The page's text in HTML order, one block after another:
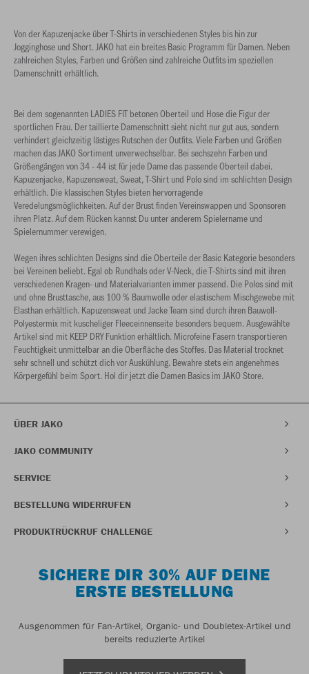
Von der Kapuzenjacke über T-Shirts in verschiedenen Styles bis hin zur
Jogginghose und Short. JAKO hat ein breites Basic Programm für Damen. Neben
zahlreichen Styles, Farben und Größen sind zahlreiche Outfits im speziellen
Damenschnitt erhältlich.
Bei dem sogenannten LADIES FIT betonen Oberteil und Hose die Figur der
sportlichen Frau. Der taillierte Damenschnitt sieht nicht nur gut aus, sondern
verhindert gleichzeitig lästiges Rutschen der Outfits. Viele Farben und Größen
machen das JAKO Sortiment unverwechselbar. Bei sechszehn Farben und
Größengängen von 34 - 44 ist für jede Dame das passende Oberteil dabei.
Kapuzenjacke, Kapuzensweat, Sweat, T-Shirt und Polo sind im schlichten Design
erhältlich. Die klassischen Styles bieten hervorragende
Veredelungsmöglichkeiten. Auf der Brust finden Vereinswappen und Sponsoren
ihren Platz. Auf dem Rücken kannst Du unter anderem Spielername und
Spielernummer verewigen.
Wegen ihres schlichten Designs sind die Oberteile der Basic Kategorie besonders
bei Vereinen beliebt. Egal ob Rundhals oder V-Neck, die T-Shirts sind mit ihren
verschiedenen Kragen- und Materialvarianten immer passend. Die Polos sind mit
und ohne Brusttasche, aus 100 % Baumwolle oder elastischem Mischgewebe mit
Elasthan erhältlich. Kapuzensweat und Jacke Team sind durch ihren Bauwoll-
Polyestermix mit kuscheliger Fleeceinnenseite besonders bequem. Ausgewählte
Artikel sind mit KEEP DRY Funktion erhältlich. Microfeine Fasern transportieren
Feuchtigkeit unmittelbar an die Oberfläche des Stoffes. Das Material trocknet
sehr schnell und schützt dich vor Auskühlung. Bewahre stets ein angenehmes
Körpergefühl beim Sport. Hol dir jetzt die Damen Basics im JAKO Store.
ÜBER JAKO
JAKO COMMUNITY
SERVICE
BESTELLUNG WIDERRUFEN
PRODUKTRÜCKRUF CHALLENGE
SICHERE DIR 30% AUF DEINE
ERSTE BESTELLUNG
Ausgenommen für Fan-Artikel, Organic- und Doubletex-Artikel und
bereits reduzierte Artikel